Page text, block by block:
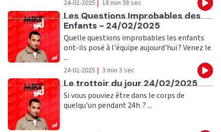
24-02-2025 | 18 min 38 sec
Ecouter
Les Questions Improbables des
Enfants - 24/02/2025
Quelle questions improbables les enfants
ont-ils posé à l'équipe aujourd'hui ? Venez le
...
24-02-2025 | 3 min 3 sec
Ecouter
Le trottoir du jour 24/02/2025
Si vous pouviez être dans le corps de
quelqu'un pendant 24h ? ...